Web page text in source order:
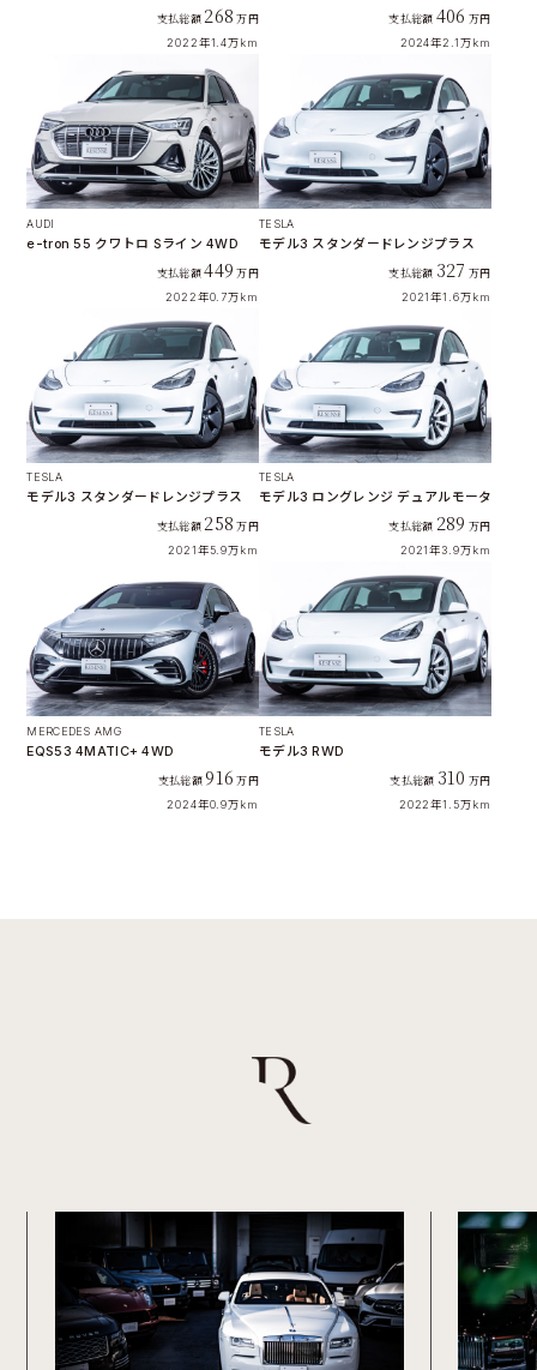
支払総額268 万円
2022年1.4万km
支払総額 406 万円
2024年2.1万km
AUDI
e-tron 55 クワトロ Sライン 4WD
支払総額449 万円
2022年0.7万km
TESLA
モデル3 スタンダードレンジプラス
支払総額 327 万円
2021年1.6万km
TESLA
モデル3 スタンダードレンジプラス
支払総額258 万円
2021年5.9万km
TESLA
モデル3 ロングレンジ デュアルモーター
支払総額 289 万円
2021年3.9万km
MERCEDES AMG
EQS53 4MATIC+ 4WD
支払総額916 万円
2024年0.9万km
TESLA
モデル3 RWD
支払総額 310 万円
2022年1.5万km